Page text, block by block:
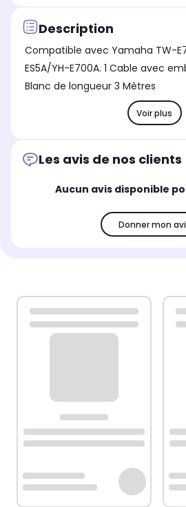
Description
Compatible avec Yamaha TW-
ES5A/YH-E700A. 1 Cable avec
Blanc de longueur 3 Mètres
Voir plus
Les avis de nos clients
Aucun avis disponible
Donner mon